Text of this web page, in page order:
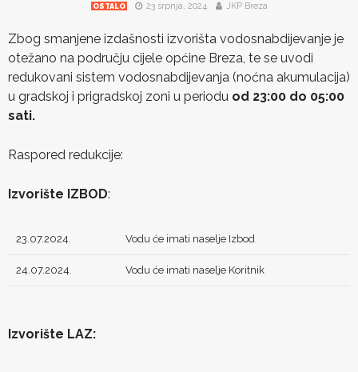
OSTALO 23 srpnja, 2024 JKP Breza
Zbog smanjene izdašnosti izvorišta vodosnabdijevanje je
otežano na području cijele općine Breza, te se uvodi
redukovani sistem vodosnabdijevanja (noćna akumulacija)
u gradskoj i prigradskoj zoni u periodu od 23:00 do 05:00
sati.
Raspored redukcije:
Izvorište IZBOD:
23.07.2024. Vodu će imati naselje Izbod
24.07.2024. Vodu će imati naselje Koritnik
Izvorište LAZ: